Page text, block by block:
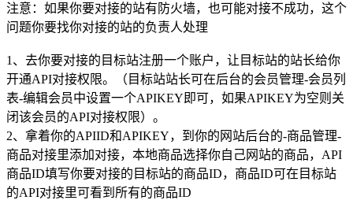
注意：如果你要对接的站有防火墙，也可能对接不成功，这个
问题你要找你对接的站的负责人处理
1、去你要对接的目标站注册一个账户，让目标站的站长给你
开通API对接权限。（目标站站长可在后台的会员管理-会员列
表-编辑会员中设置一个APIKEY即可，如果APIKEY为空则关
闭该会员的API对接权限）。
2、拿着你的APIID和APIKEY，到你的网站后台的-商品管理-
商品对接里添加对接，本地商品选择你自己网站的商品，API
商品ID填写你要对接的目标站的商品ID，商品ID可在目标站
的API对接里可看到所有的商品ID